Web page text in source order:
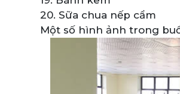
20. Sữa chua nếp cẩm
Một số hình ảnh trong